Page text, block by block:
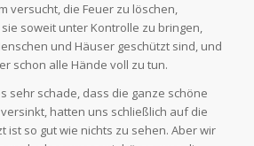
versucht, die Feuer zu löschen,
soweit unter Kontrolle zu bringen,
und Häuser geschützt sind, und
schon alle Hände voll zu tun.
sehr schade, dass die ganze schöne
hatten uns schließlich auf die
ist so gut wie nichts zu sehen. Aber wir